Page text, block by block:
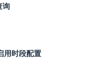
询
用时段配置